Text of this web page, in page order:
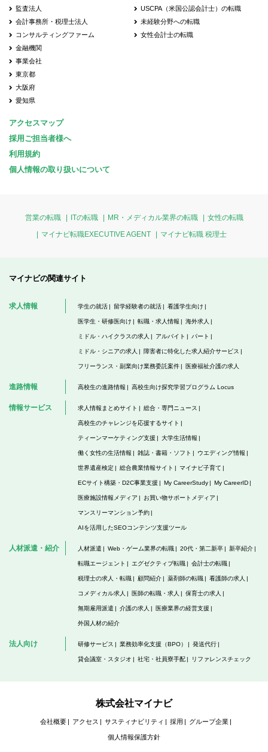
監査法人
会計事務所・税理士法人
コンサルティングファーム
金融機関
事業会社
東京都
大阪府
愛知県
USCPA（米国公認会計士）の転職
未経験分野への転職
女性会計士の転職
アクセスマップ
採用ご担当者様へ
利用規約
個人情報の取り扱いについて
営業の転職 ITの転職 MR・メディカル業界の転職
女性の転職
マイナビ転職EXECUTIVE AGENT
マイナビ転職 税理士
マイナビの関連サイト
求人情報 学生の就活 留学経験者の就活 看護学生向け
医学生・研修医向け 転職・求人情報 海外求人
ミドル・ハイクラスの求人 アルバイト パート
ミドル・シニアの求人 障害者に特化した求人紹介サービス
フリーランス・副業向け業務委託案件 医療福祉介護の求人
進路情報 高校生の進路情報 高校生向け探究学習プログラム Locus
情報サービス 求人情報まとめサイト 総合・専門ニュース
高校生のチャレンジを応援するサイト
ティーンマーケティング支援 大学生活情報
働く女性の生活情報 雑誌・書籍・ソフト ウエディング情報
世界遺産検定 総合農業情報サイト マイナビ子育て
ECサイト構築・D2C事業支援 My CareerStudy My CareerID
医療施設情報メディア お買い物サポートメディア
マンスリーマンション予約
AIを活用したSEOコンテンツ支援ツール
人材派遣・紹介 人材派遣 Web・ゲーム業界の転職 20代・第二新卒 新卒紹介
転職エージェント エグゼクティブ転職 会計士の転職
税理士の求人・転職 顧問紹介 薬剤師の転職 看護師の求人
コメディカル求人 医師の転職・求人 保育士の求人
無期雇用派遣 介護の求人 医療業界の経営支援
外国人材の紹介
法人向け 研修サービス 業務効率化支援（BPO） 発送代行
貸会議室・スタジオ 社宅・社員寮手配 リファレンスチェック
株式会社マイナビ
会社概要 アクセス サスティナビリティ 採用 グループ企業
個人情報保護方針